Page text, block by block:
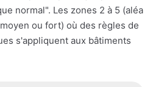
normal". Les zones 2 à 5 (aléa
ou fort) où des règles de
s'appliquent aux bâtiments